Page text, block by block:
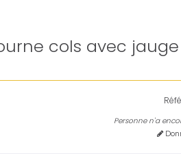
cols avec
Personne n'a